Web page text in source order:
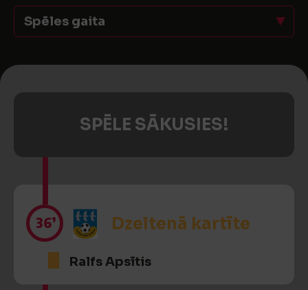
Spēles gaita
SPĒLE SĀKUSIES!
36’ Dzeltenā kartīte
Ralfs Apsītis